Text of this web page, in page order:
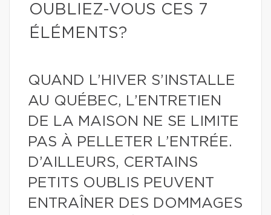
OUBLIEZ-VOUS CES 7
ÉLÉMENTS?
QUAND L’HIVER S’INSTALLE
AU QUÉBEC, L’ENTRETIEN
DE LA MAISON NE SE LIMITE
PAS À PELLETER L’ENTRÉE.
D’AILLEURS, CERTAINS
PETITS OUBLIS PEUVENT
ENTRAÎNER DES DOMMAGES